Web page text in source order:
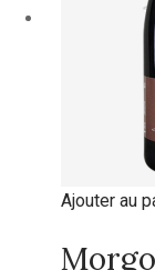
Ajouter au